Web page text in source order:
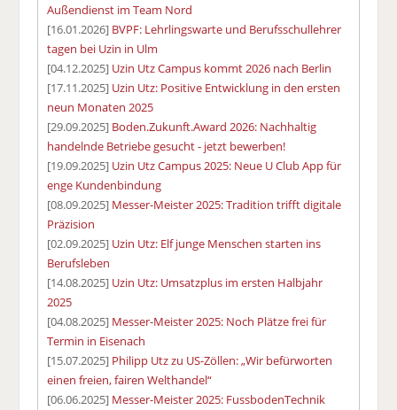
Außendienst im Team Nord
[16.01.2026] BVPF: Lehrlingswarte und Berufsschullehrer
tagen bei Uzin in Ulm
[04.12.2025] Uzin Utz Campus kommt 2026 nach Berlin
[17.11.2025] Uzin Utz: Positive Entwicklung in den ersten
neun Monaten 2025
[29.09.2025] Boden.Zukunft.Award 2026: Nachhaltig
handelnde Betriebe gesucht - jetzt bewerben!
[19.09.2025] Uzin Utz Campus 2025: Neue U Club App für
enge Kundenbindung
[08.09.2025] Messer-Meister 2025: Tradition trifft digitale
Präzision
[02.09.2025] Uzin Utz: Elf junge Menschen starten ins
Berufsleben
[14.08.2025] Uzin Utz: Umsatzplus im ersten Halbjahr
2025
[04.08.2025] Messer-Meister 2025: Noch Plätze frei für
Termin in Eisenach
[15.07.2025] Philipp Utz zu US-Zöllen: „Wir befürworten
einen freien, fairen Welthandel“
[06.06.2025] Messer-Meister 2025: FussbodenTechnik